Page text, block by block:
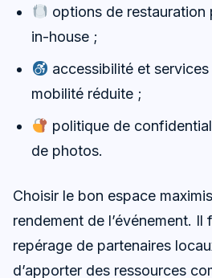
options de restauration
in-house ;
accessibilité et
mobilité réduite ;
politique de
de photos.
Choisir le bon espace
rendement de l’événement. Il
repérage de partenaires
d’apporter des ressources